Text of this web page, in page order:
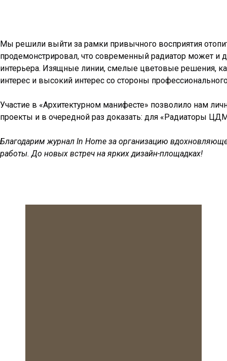
Мы решили выйти за рамки привычного восприятия
продемонстрировал, что современный радиатор может
интерьера. Изящные линии, смелые цветовые решения,
интерес и высокий интерес со стороны
Участие в «Архитектурном манифесте» позволило нам
проекты и в очередной раз доказать: для «Радиаторы
Благодарим журнал In Home за организацию
работы. До новых встреч на ярких дизайн-площадках!